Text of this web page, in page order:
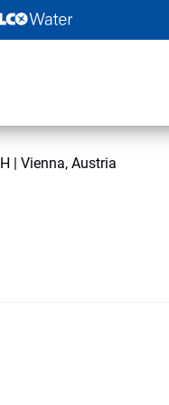
| Vienna, Austria